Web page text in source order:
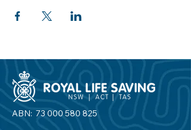
ABN: 73 000 580 825